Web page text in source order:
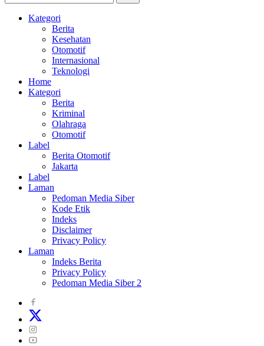
Kategori
Berita
Kesehatan
Otomotif
Internasional
Teknologi
Home
Kategori
Berita
Kriminal
Olahraga
Otomotif
Label
Berita Otomotif
Jakarta
Label
Laman
Pedoman Media Siber
Kode Etik
Indeks
Disclaimer
Privacy Policy
Laman
Indeks Berita
Privacy Policy
Pedoman Media Siber 2